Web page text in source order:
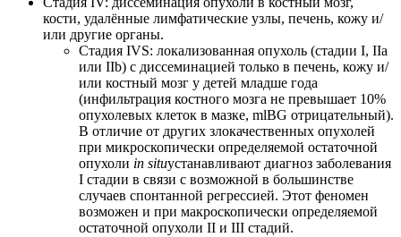
кости, удалённые лимфатические узлы, печень, кожу и/
или другие органы.
Стадия IVS: локализованная опухоль (стадии I, IIа
или IIb) с диссеминацией только в печень, кожу и/
или костный мозг у детей младше года
(инфильтрация костного мозга не превышает 10%
опухолевых клеток в мазке, mlBG отрицательный).
В отличие от других злокачественных опухолей
при микроскопически определяемой остаточной
опухоли in situустанавливают диагноз заболевания
I стадии в связи с возможной в большинстве
случаев спонтанной регрессией. Этот феномен
возможен и при макроскопически определяемой
остаточной опухоли II и III стадий.